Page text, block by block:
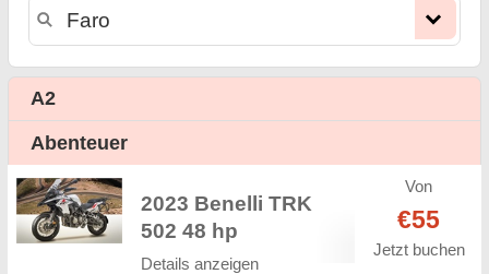
Vermietung.
A2
Abenteuer
2023 Benelli TRK
502 48 hp
Details anzeigen
Von
€55
Jetzt buchen